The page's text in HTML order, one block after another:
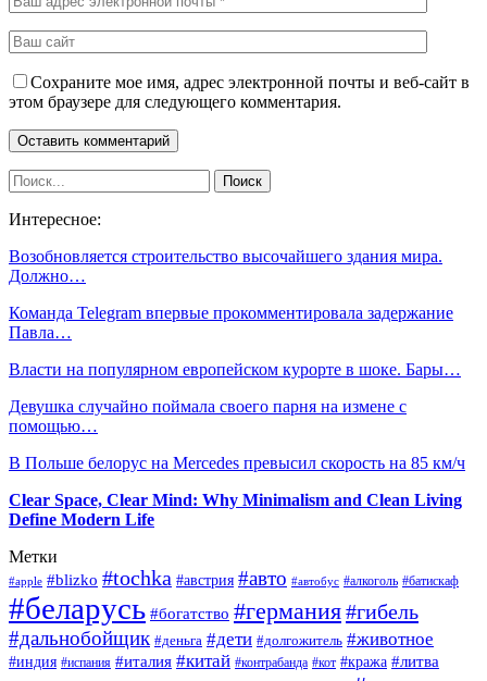
Сохраните мое имя, адрес электронной почты и веб-сайт в
этом браузере для следующего комментария.
Интересное:
Возобновляется строительство высочайшего здания мира.
Должно…
Команда Telegram впервые прокомментировала задержание
Павла…
Власти на популярном европейском курорте в шоке. Бары…
Девушка случайно поймала своего парня на измене с
помощью…
В Польше белорус на Mercedes превысил скорость на 85 км/ч
Clear Space, Clear Mind: Why Minimalism and Clean Living
Define Modern Life
Метки
#apple #blizko #tochka #австрия #авто #автобус #алкоголь #батискаф
#беларусь #богатство #германия#гибель
#дальнобойщик #деньга #дети #долгожитель #животное
#индия #испания #италия #китай #контрабанда #кот #кража #литва